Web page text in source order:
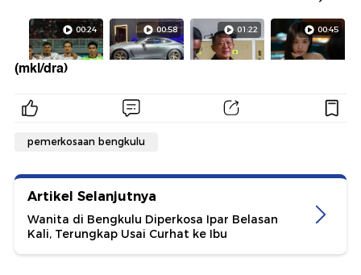
(mkl/dra)
pemerkosaan bengkulu
Artikel Selanjutnya
Wanita di Bengkulu Diperkosa Ipar Belasan
Kali, Terungkap Usai Curhat ke Ibu